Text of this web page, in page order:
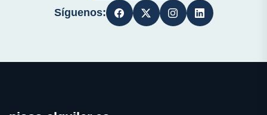
Síguenos: